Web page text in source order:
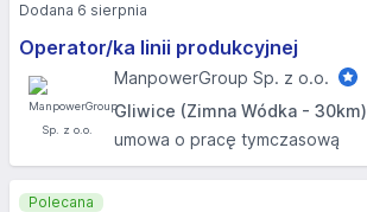
Operator/ka linii produkcyjnej
ManpowerGroup Sp. z o.o.
Gliwice (Zimna Wódka - 30km)
umowa o pracę tymczasową
Dodana 6 sierpnia
Polecana